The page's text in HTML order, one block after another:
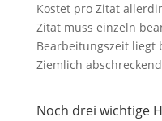
Kostet pro Zitat
Zitat muss einzeln
Bearbeitungszeit liegt
Ziemlich
Noch drei wichtige